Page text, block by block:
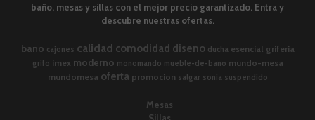
baño, mesas y sillas con el mejor precio garantizado. Entra y
descubre nuestras ofertas.
bano cajones calidad comodidad diseno ducha esencial griferia
grifo imex moderno monomando mueble-de-bano mundo-mesa
mundomesa oferta promocion salgar sonia suspendido
Mesas
Sillas